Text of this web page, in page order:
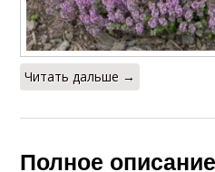
Читать дальше →
Полное